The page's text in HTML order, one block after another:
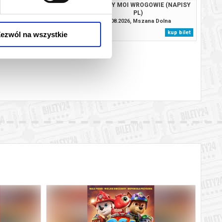
na wszystkie
DINOZAURY (DUBBING
PL)
Mszana Dolna
kup bilet
WSZYSCY MOI WROGOWIE (NAPISY
PL)
14.08.2026, Mszana Dolna
kup bilet